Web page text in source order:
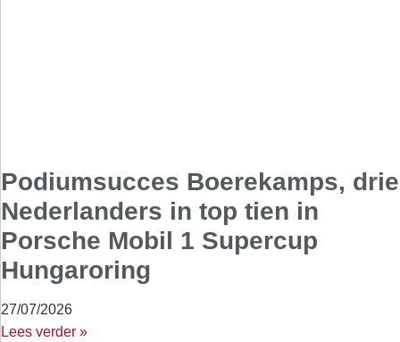
Podiumsucces Boerekamps, drie
Nederlanders in top tien in
Porsche Mobil 1 Supercup
Hungaroring
27/07/2026
Lees verder »